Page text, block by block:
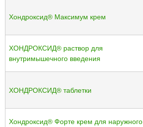
Хондроксид® Максимум крем
ХОНДРОКСИД® раствор для
внутримышечного введения
ХОНДРОКСИД® таблетки
Хондроксид® Форте крем для наружного